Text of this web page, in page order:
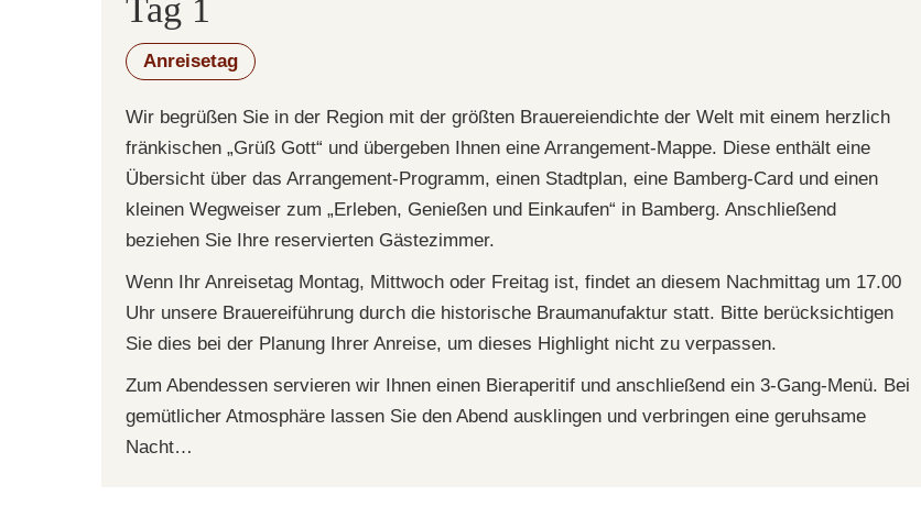
Tag 1
Anreisetag
Wir begrüßen Sie in der Region mit der größten Brauereiendichte der Welt mit einem herzlich
fränkischen „Grüß Gott“ und übergeben Ihnen eine Arrangement-Mappe. Diese enthält eine
Übersicht über das Arrangement-Programm, einen Stadtplan, eine Bamberg-Card und einen
kleinen Wegweiser zum „Erleben, Genießen und Einkaufen“ in Bamberg. Anschließend
beziehen Sie Ihre reservierten Gästezimmer.
Wenn Ihr Anreisetag Montag, Mittwoch oder Freitag ist, findet an diesem Nachmittag um 17.00
Uhr unsere Brauereiführung durch die historische Braumanufaktur statt. Bitte berücksichtigen
Sie dies bei der Planung Ihrer Anreise, um dieses Highlight nicht zu verpassen.
Zum Abendessen servieren wir Ihnen einen Bieraperitif und anschließend ein 3-Gang-Menü. Bei
gemütlicher Atmosphäre lassen Sie den Abend ausklingen und verbringen eine geruhsame
Nacht…